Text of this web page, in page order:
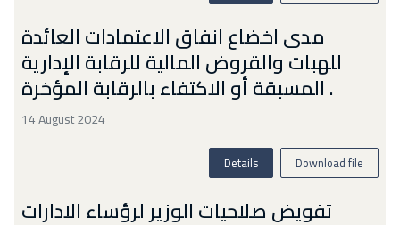
مدى اخضاع انفاق الاعتمادات العائدة
للهبات والقروض المالية للرقابة الإدارية
المسبقة أو الاكتفاء بالرقابة المؤخرة .
14 August 2024
Details Download file
تفويض صلاحيات الوزير لرؤساء الادارات